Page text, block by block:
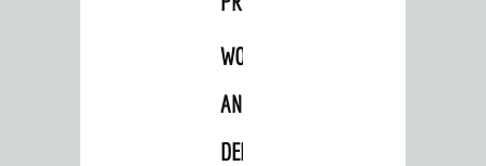
WOHNBEBAUUNG
AN
DER